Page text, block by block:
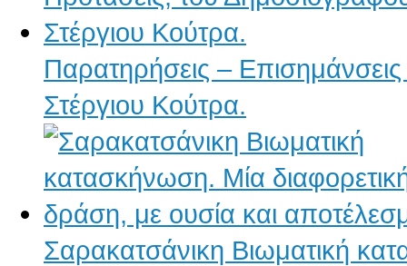
Παρατηρήσεις –
Στέργιου Κούτρα.
Σαρακατσάνικη Βιωματική